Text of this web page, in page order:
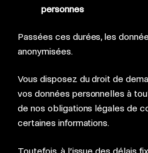
personnes
Passées ces durées, les
anonymisées.
Vous disposez du droit de
vos données personnelles à
de nos obligations légales de
certaines informations.
Toutefois, à l’issue des délais